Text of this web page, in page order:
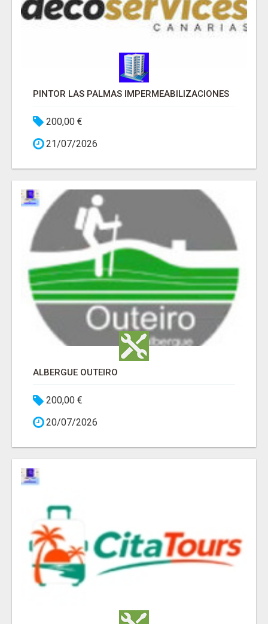
PINTOR LAS PALMAS IMPERMEABILIZACIONES
200,00 €
21/07/2026
ALBERGUE OUTEIRO
200,00 €
20/07/2026